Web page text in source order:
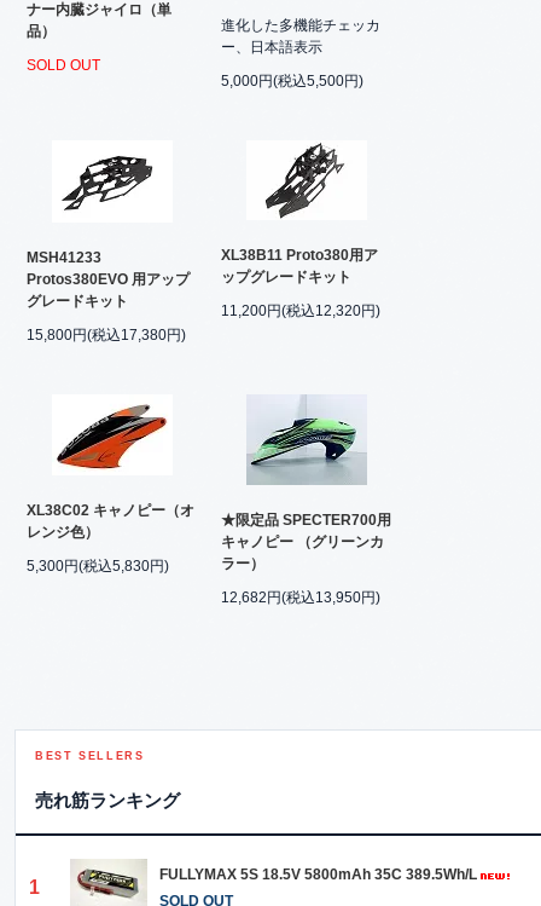
ナー内臓ジャイロ（単
品）
SOLD OUT
進化した多機能チェッカ
ー、日本語表示
5,000円(税込5,500円)
MSH41233
Protos380EVO 用アップ
グレードキット
15,800円(税込17,380円)
XL38B11 Proto380用ア
ップグレードキット
11,200円(税込12,320円)
XL38C02 キャノピー（オ
レンジ色）
5,300円(税込5,830円)
★限定品 SPECTER700用
キャノピー （グリーンカ
ラー）
12,682円(税込13,950円)
BEST SELLERS
売れ筋ランキング
1
FULLYMAX 5S 18.5V 5800mAh 35C 389.5Wh/L
SOLD OUT